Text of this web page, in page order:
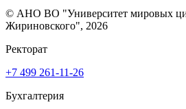
© АНО ВО "Университет мировых
Жириновского", 2026
Ректорат
+7 499 261-11-26
Бухгалтерия